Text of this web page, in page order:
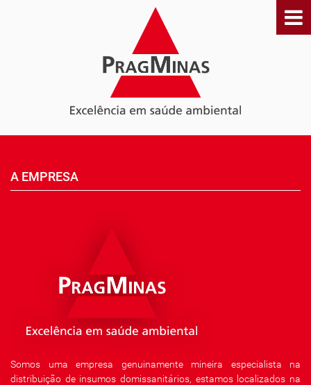
A EMPRESA
Somos uma empresa genuinamente mineira especialista na
distribuição de insumos domissanitários, estamos localizados na